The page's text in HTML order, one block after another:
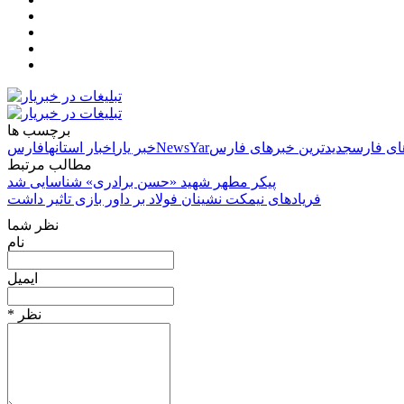
برچسب ها
خبر یار اخبار استانهافارس NewsYar فارسجدیدترین خبرهای فارس
مطالب مرتبط
پیکر مطهر شهید «حسن برادری» شناسایی شد
فریادهای نیمکت نشینان فولاد بر داور بازی تاثیر داشت
نظر شما
نام
ایمیل
* نظر